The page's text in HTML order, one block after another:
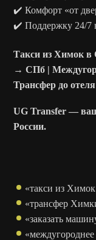
✔️ Комфорт «от
✔️ Поддержку 24/7
Такси из Химок в
→ СПб |
Трансфер до
UG Transfer —
России.
«такси из
«трансфер
«заказать